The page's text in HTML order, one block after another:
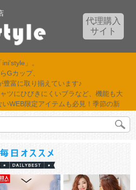
代理購入
サイト
」。
Gカップ、
豊富に取り揃えています♪
ツにひびきにくいブラなど、機能も大
WEB限定アイテムも必見！季節の新